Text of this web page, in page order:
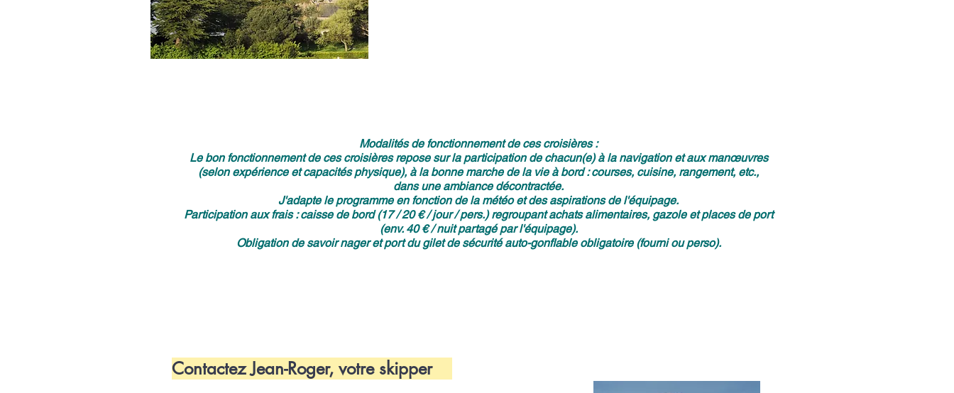
Modalités de fonctionnement de ces croisières :
Le bon fonctionnement de ces croisières repose sur la participation de chacun(e) à la navigation et aux manœuvres
(selon expérience et capacités physique), à la bonne marche de la vie à bord : courses, cuisine, rangement, etc.,
dans une ambiance décontractée.
J'adapte le programme en fonction de la météo et des aspirations de l'équipage.
Participation aux frais : caisse de bord (17 / 20 € / jour / pers.) regroupant achats alimentaires, gazole et places de port
(env. 40 € / nuit partagé par l'équipage).
Obligation de savoir nager et port du gilet de sécurité auto-gonflable obligatoire (fourni ou perso).
Contactez Jean-Roger, votre skipper